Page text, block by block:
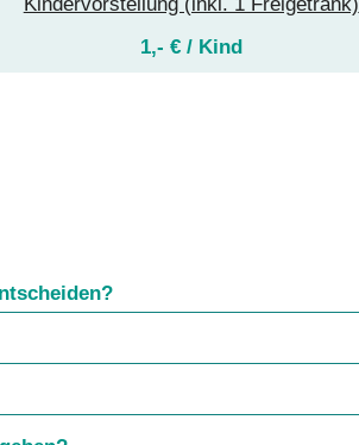
1,- € / Kind